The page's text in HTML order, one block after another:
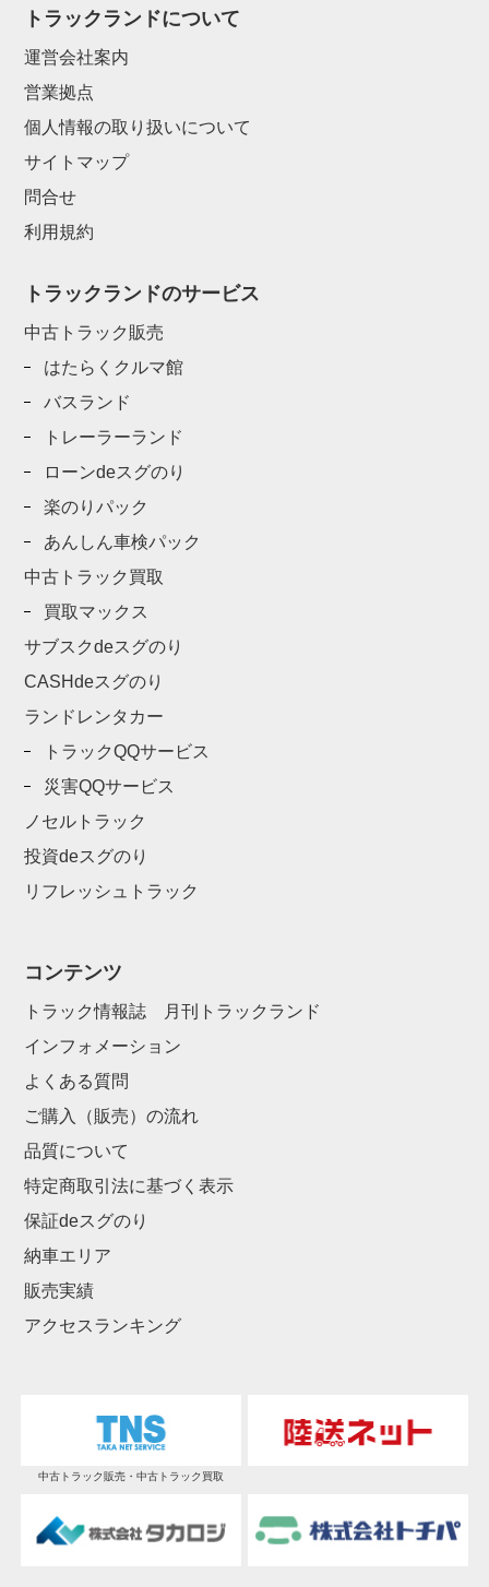
トラックランドについて
運営会社案内
営業拠点
個人情報の取り扱いについて
サイトマップ
問合せ
利用規約
トラックランドのサービス
中古トラック販売
はたらくクルマ館
バスランド
トレーラーランド
ローンdeスグのり
楽のりパック
あんしん車検パック
中古トラック買取
買取マックス
サブスクdeスグのり
CASHdeスグのり
ランドレンタカー
トラックQQサービス
災害QQサービス
ノセルトラック
投資deスグのり
リフレッシュトラック
コンテンツ
トラック情報誌 月刊トラックランド
インフォメーション
よくある質問
ご購入（販売）の流れ
品質について
特定商取引法に基づく表示
保証deスグのり
納車エリア
販売実績
アクセスランキング
中古トラック販売・中古トラック買取